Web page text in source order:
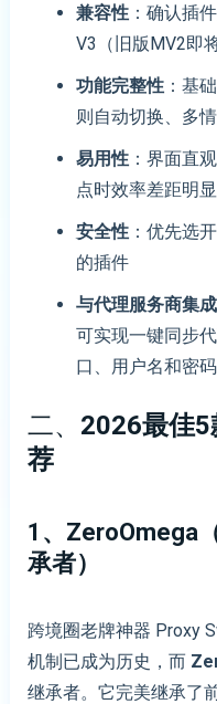
兼容性：确认插
V3（旧版MV2即
功能完整性：基
则自动切换、多
易用性：界面直
点时效率差距明显
安全性：优先选
的插件
与代理服务商集成
可实现一键同步
口、用户名和密
二、 2026最佳5
荐
1、ZeroOmega
承者）
跨境圈老牌神器 Proxy
机制已成为历史，而
继承者。它完美继承了